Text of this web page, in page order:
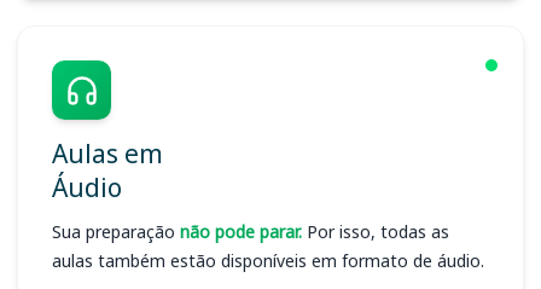
Aulas em
Áudio
Sua preparação não pode parar. Por isso, todas as
aulas também estão disponíveis em formato de áudio.